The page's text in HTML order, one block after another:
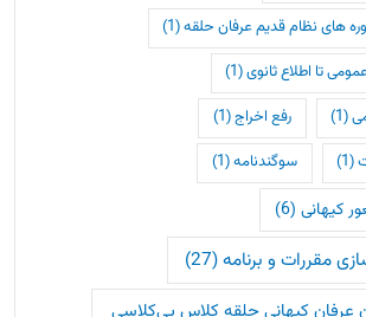
های نظام قدیم عرفان حلقه(1)
تا اطلاع ثانوی(1)
(1) رفع اخراج(1)
(1) سوگندنامه(1)
کیهانی(6)
مقررات و برنامه(27)
کیهانی حلقه کلاس بی‌کلاسی